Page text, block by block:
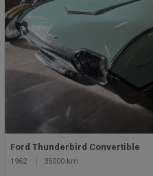
Ford Thunderbird Convertible
1962 35000 km